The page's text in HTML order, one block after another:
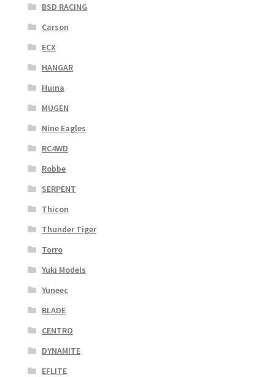
BSD RACING
Carson
ECX
HANGAR
Huina
MUGEN
Nine Eagles
RC4WD
Robbe
SERPENT
Thicon
Thunder Tiger
Torro
Yuki Models
Yuneec
BLADE
CENTRO
DYNAMITE
EFLITE